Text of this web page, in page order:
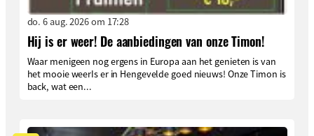
do. 6 aug. 2026 om 17:28
Hij is er weer! De aanbiedingen van onze Timon!
Waar menigeen nog ergens in Europa aan het genieten is van
het mooie weerIs er in Hengevelde goed nieuws! Onze Timon is
back, wat een...